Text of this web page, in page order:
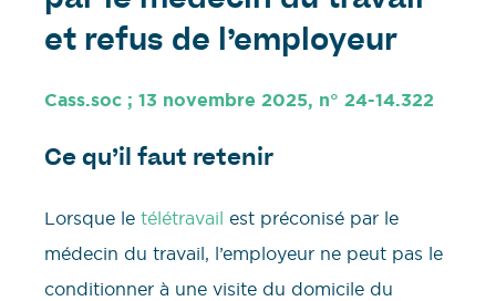
et refus de l’employeur
Cass.soc ; 13 novembre 2025, n° 24-14.322
Ce qu’il faut retenir
Lorsque le télétravail est préconisé par le
médecin du travail, l’employeur ne peut pas le
conditionner à une visite du domicile du